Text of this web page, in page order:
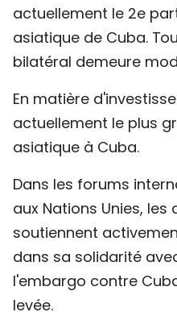
actuellement le 2e
asiatique de Cuba.
bilatéral demeure
En matière
actuellement le plus
asiatique à Cuba.
Dans les forums
aux Nations Unies, les
soutiennent
dans sa solidarité
l'embargo contre
levée.